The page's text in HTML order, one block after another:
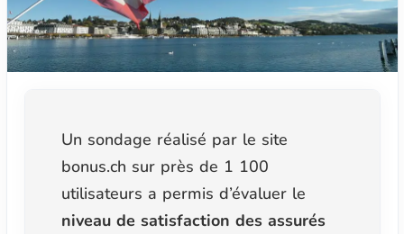
Un sondage réalisé par le site
bonus.ch sur près de 1 100
utilisateurs a permis d’évaluer le
niveau de satisfaction des assurés